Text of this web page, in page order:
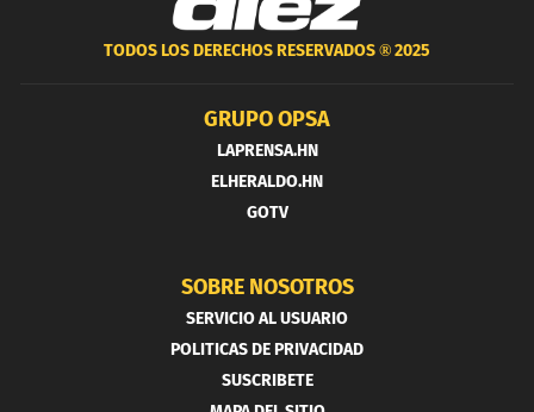
TODOS LOS DERECHOS RESERVADOS ®2025
GRUPO OPSA
LAPRENSA.HN
ELHERALDO.HN
GOTV
SOBRE NOSOTROS
SERVICIO AL USUARIO
POLITICAS DE PRIVACIDAD
SUSCRIBETE